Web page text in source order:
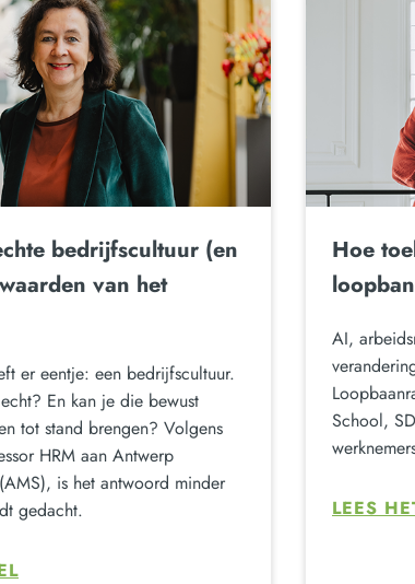
bedrijfscultuur (en
van het
er eentje: een bedrijfscultuur.
En kan je die bewust
tot stand brengen? Volgens
HRM aan Antwerp
is het antwoord minder
gedacht.
Hoe
AI,
School,
LEES